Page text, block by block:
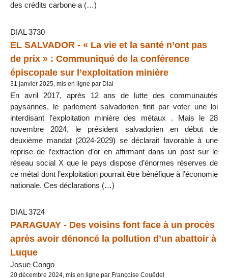
des crédits carbone a (…)
DIAL 3730
EL SALVADOR - « La vie et la santé n’ont pas
de prix » : Communiqué de la conférence
épiscopale sur l’exploitation minière
31 janvier 2025, mis en ligne par Dial
En avril 2017, après 12 ans de lutte des communautés
paysannes, le parlement salvadorien finit par voter une loi
interdisant l’exploitation minière des métaux . Mais le 28
novembre 2024, le président salvadorien en début de
deuxième mandat (2024-2029) se déclarait favorable à une
reprise de l’extraction d’or en affirmant dans un post sur le
réseau social X que le pays dispose d’énormes réserves de
ce métal dont l’exploitation pourrait être bénéfique à l’économie
nationale. Ces déclarations (…)
DIAL 3724
PARAGUAY - Des voisins font face à un procès
après avoir dénoncé la pollution d’un abattoir à
Luque
Josue Congo
20 décembre 2024, mis en ligne par Françoise Couëdel